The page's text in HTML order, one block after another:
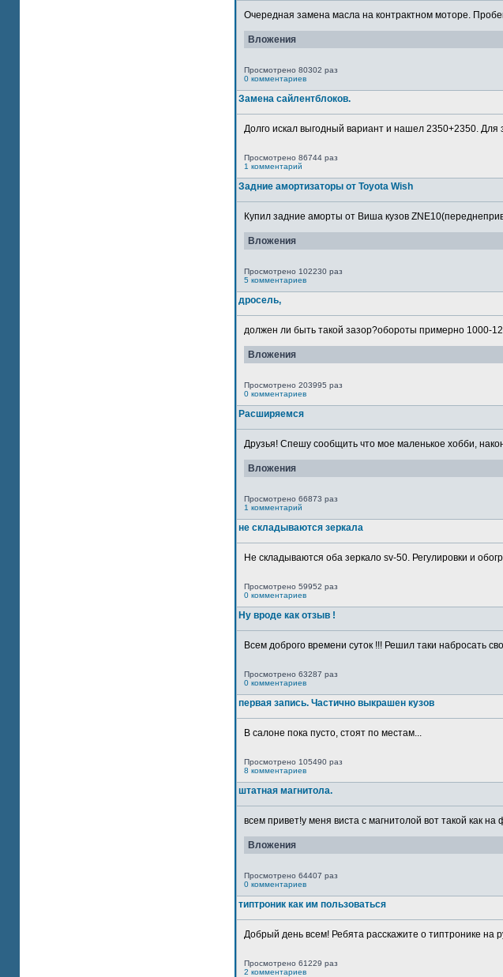
Очередная замена масла на контрактном моторе.
Вложения
Просмотрено 80302 раз
0 комментариев
Замена сайлентблоков.
Долго искал выгодный вариант и нашел 2350+2350.
Просмотрено 86744 раз
1 комментарий
Задние амортизаторы от Toyota Wish
Купил задние аморты от Виша кузов
Вложения
Просмотрено 102230 раз
5 комментариев
дросель,
должен ли быть такой зазор?обороты примерно 1000-
Вложения
Просмотрено 203995 раз
0 комментариев
Расширяемся
Друзья! Спешу сообщить что мое маленькое хобби,
Вложения
Просмотрено 66873 раз
1 комментарий
не складываются зеркала
Не складываются оба зеркало sv-50. Регулировки и
Просмотрено 59952 раз
0 комментариев
Ну вроде как отзыв !
Всем доброго времени суток !!! Решил таки набросать
Просмотрено 63287 раз
0 комментариев
первая запись. Частично выкрашен кузов
В салоне пока пусто, стоят по местам...
Просмотрено 105490 раз
8 комментариев
штатная магнитола.
всем привет!у меня виста с магнитолой вот такой как
Вложения
Просмотрено 64407 раз
0 комментариев
типтроник как им пользоваться
Добрый день всем! Ребята расскажите о типтронике на
Просмотрено 61229 раз
2 комментариев